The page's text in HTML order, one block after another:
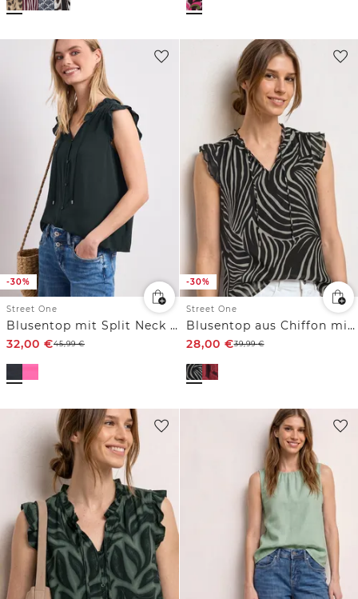
-30%
Street One
Blusentop mit Split Neck und Rüschen
32,00 €45,99€
-30%
Street One
Blusentop aus Chiffon mit Split Neck
28,00 €39,99€